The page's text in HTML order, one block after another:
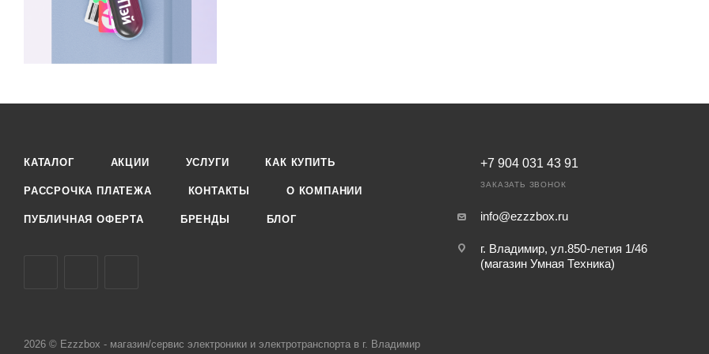
КАТАЛОГ АКЦИИ УСЛУГИ КАК КУПИТЬ
РАССРОЧКА ПЛАТЕЖА КОНТАКТЫ О КОМПАНИИ
ПУБЛИЧНАЯ ОФЕРТА БРЕНДЫ БЛОГ
+7 904 031 43 91
ЗАКАЗАТЬ ЗВОНОК
info@ezzzbox.ru
г. Владимир, ул.850-летия 1/46
(магазин Умная Техника)
2026 © Ezzzbox - магазин/сервис электроники и электротранспорта в г. Владимир